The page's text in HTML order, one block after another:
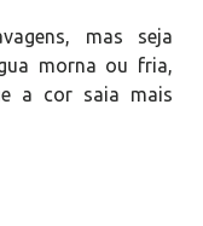
mas seja
morna ou fria,
a cor saia mais